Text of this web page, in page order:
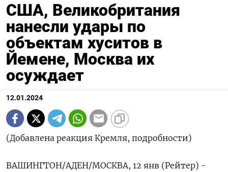
США, Великобритания
нанесли удары по
объектам хуситов в
Йемене, Москва их
осуждает
12.01.2024
(Добавлена реакция Кремля, подробности)
ВАШИНГТОН/АДЕН/МОСКВА, 12 янв (Рейтер) -